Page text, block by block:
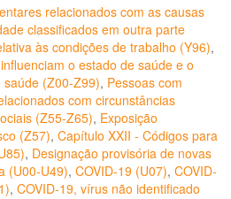
relacionados com as causas
classificados em outra parte
às condições de trabalho (Y96),
o estado de saúde e o
(Z00-Z99), Pessoas com
com circunstâncias
(Z55-Z65), Exposição
(Z57), Capítulo XXII - Códigos para
, Designação provisória de novas
(U00-U49), COVID-19 (U07), COVID-
, COVID-19, vírus não identificado